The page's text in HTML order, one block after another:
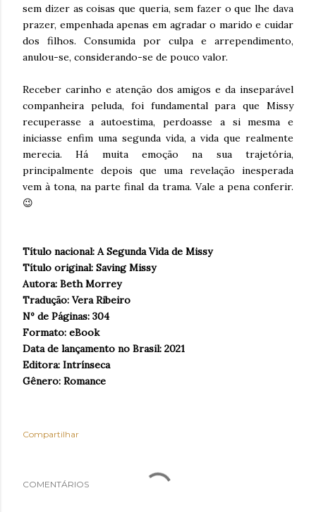
sem dizer as coisas que queria, sem fazer o que lhe dava
prazer, empenhada apenas em agradar o marido e cuidar
dos filhos. Consumida por culpa e arrependimento,
anulou-se, considerando-se de pouco valor.
Receber carinho e atenção dos amigos e da inseparável
companheira peluda, foi fundamental para que Missy
recuperasse a autoestima, perdoasse a si mesma e
iniciasse enfim uma segunda vida, a vida que realmente
merecia. Há muita emoção na sua trajetória,
principalmente depois que uma revelação inesperada
vem à tona, na parte final da trama. Vale a pena conferir.
😉
Título nacional: A Segunda Vida de Missy
Título original: Saving Missy
Autora: Beth Morrey
Tradução: Vera Ribeiro
Nº de Páginas: 304
Formato: eBook
Data de lançamento no Brasil: 2021
Editora: Intrínseca
Gênero: Romance
Compartilhar
COMENTÁRIOS